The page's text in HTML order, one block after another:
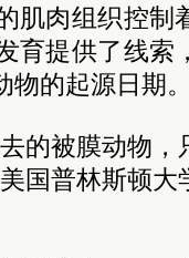
肌肉组织控制
育提供了线索
物的起源日期
的被膜动物
国普林斯顿